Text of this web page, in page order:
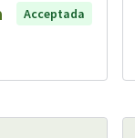
Acceptada